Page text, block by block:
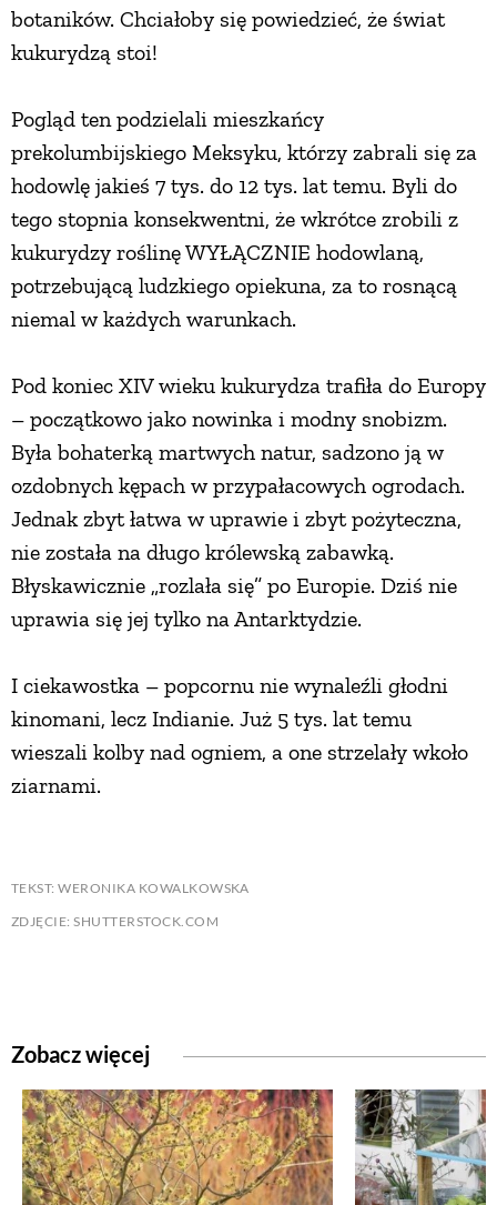
botaników. Chciałoby się powiedzieć, że świat
kukurydzą stoi!
Pogląd ten podzielali mieszkańcy
prekolumbijskiego Meksyku, którzy zabrali się za
hodowlę jakieś 7 tys. do 12 tys. lat temu. Byli do
tego stopnia konsekwentni, że wkrótce zrobili z
kukurydzy roślinę WYŁĄCZNIE hodowlaną,
potrzebującą ludzkiego opiekuna, za to rosnącą
niemal w każdych warunkach.
Pod koniec XIV wieku kukurydza trafiła do Europy
– początkowo jako nowinka i modny snobizm.
Była bohaterką martwych natur, sadzono ją w
ozdobnych kępach w przypałacowych ogrodach.
Jednak zbyt łatwa w uprawie i zbyt pożyteczna,
nie została na długo królewską zabawką.
Błyskawicznie „rozlała się” po Europie. Dziś nie
uprawia się jej tylko na Antarktydzie.
I ciekawostka – popcornu nie wynaleźli głodni
kinomani, lecz Indianie. Już 5 tys. lat temu
wieszali kolby nad ogniem, a one strzelały wkoło
ziarnami.
TEKST: WERONIKA KOWALKOWSKA
ZDJĘCIE: SHUTTERSTOCK.COM
Zobacz więcej